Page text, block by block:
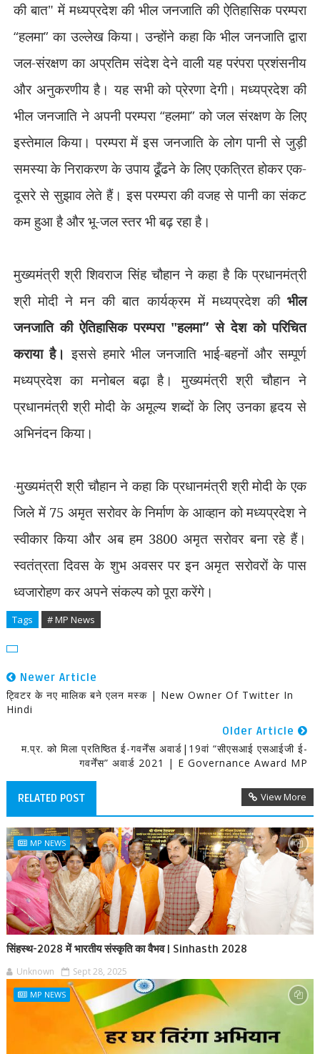
की बात" में मध्यप्रदेश की भील जनजाति की ऐतिहासिक परम्परा
“हलमा”का उल्लेख किया। उन्होंने कहा कि भील जनजाति द्वारा
जल-संरक्षण का अप्रतिम संदेश देने वाली यह परंपरा प्रशंसनीय
और अनुकरणीय है। यह सभी को प्रेरणा देगी। मध्यप्रदेश की
भील जनजाति ने अपनी परम्परा “हलमा”को जल संरक्षण के लिए
इस्तेमाल किया। परम्परा में इस जनजाति के लोग पानी से जुड़ी
समस्या के निराकरण के उपाय ढूँढने के लिए एकत्रित होकर एक-
दूसरे से सुझाव लेते हैं। इस परम्परा की वजह से पानी का संकट
कम हुआ है और भू-जल स्तर भी बढ़ रहा है।
मुख्यमंत्री श्री शिवराज सिंह चौहान ने कहा है कि प्रधानमंत्री
श्री मोदी ने मन की बात कार्यक्रम में मध्यप्रदेश कीभील
जनजाति की ऐतिहासिक परम्परा "हलमा”से देश को परिचित
कराया है। इससे हमारे भील जनजाति भाई-बहनों और सम्पूर्ण
मध्यप्रदेश का मनोबल बढ़ा है। मुख्यमंत्री श्री चौहान ने
प्रधानमंत्री श्री मोदी के अमूल्य शब्दों के लिए उनका हृदय से
अभिनंदन किया।
·मुख्यमंत्री श्री चौहान ने कहा कि प्रधानमंत्री श्री मोदी के एक
जिले में 75 अमृत सरोवर के निर्माण के आव्हान को मध्यप्रदेश ने
स्वीकार किया और अब हम 3800 अमृत सरोवर बना रहे हैं।
स्वतंत्रता दिवस के शुभ अवसर पर इन अमृत सरोवरों के पास
ध्वजारोहण कर अपने संकल्प को पूरा करेंगे।
Tags # MP News
Newer Article
ट्विटर के नए मालिक बने एलन मस्‍क | New Owner Of Twitter In
Hindi
Older Article
म.प्र. को मिला प्रतिष्ठित ई-गवर्नेंस अवार्ड|19वां “सीएसआई एसआईजी ई-
गवर्नेंस” अवार्ड 2021 | E Governance Award MP
RELATED POST View More
MP NEWS
सिंहस्थ-2028 में भारतीय संस्कृति का वैभव | Sinhasth 2028
Unknown Sept 28, 2025
MP NEWS